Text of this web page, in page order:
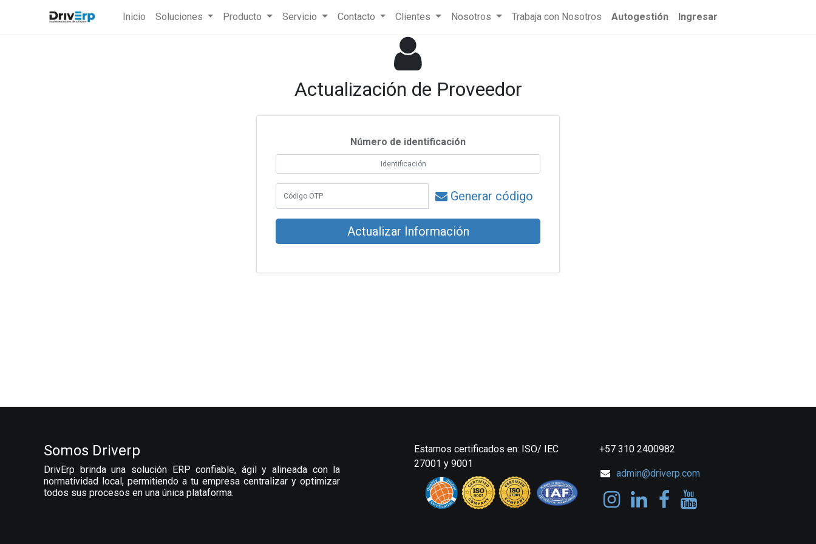
Inicio Soluciones Producto Servicio Contacto Clientes Nosotros Trabaja con Nosotros Autogestión Ingresar
Actualización de Proveedor
Número de identificación
Generar código
Actualizar Información
Somos Driverp
DrivErp brinda una solución ERP confiable, ágil y alineada con la
normatividad local, permitiendo a tu empresa centralizar y optimizar
todos sus procesos en una única plataforma.
+57 310 2400982
admin@driverp.com
Estamos certificados en: ISO/ IEC
27001 y 9001